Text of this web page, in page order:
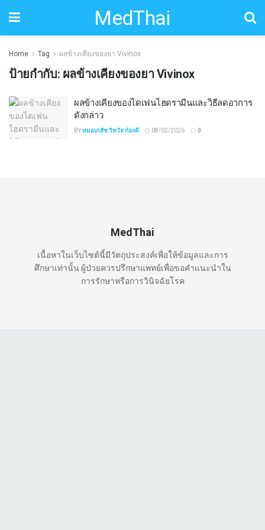
MedThai
Home Tag ผลข้างเคียงของยา Vivinox
ป้ายกำกับ: ผลข้างเคียงของยา Vivinox
ผลข้างเคียงของไดเฟนไฮดรามีนและวิธีลดอาการ
ดังกล่าว
BYหมอเภสัช วิทวัส ก๋องดี 08/02/2026 0
MedThai
เนื้อหาในเว็บไซต์นี้มีวัตถุประสงค์เพื่อให้ข้อมูลและการ
ศึกษาเท่านั้น ผู้ป่วยควรปรึกษาแพทย์เพื่อขอคำแนะนำใน
การรักษาหรือการวินิจฉัยโรค